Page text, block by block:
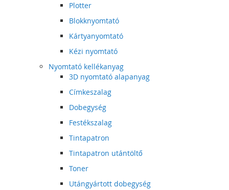
Plotter
Blokknyomtató
Kártyanyomtató
Kézi nyomtató
Nyomtató kellékanyag
3D nyomtató alapanyag
Címkeszalag
Dobegység
Festékszalag
Tintapatron
Tintapatron utántöltő
Toner
Utángyártott dobegység